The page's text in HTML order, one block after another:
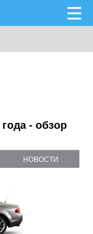
- обзор
НОВОСТИ